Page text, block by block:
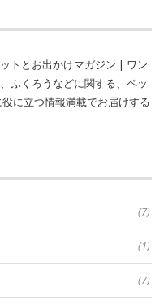
トとお出かけマガジン | ワン
ふくろうなどに関する、ペッ
に立つ情報満載でお届けする
(7)
(1)
(7)